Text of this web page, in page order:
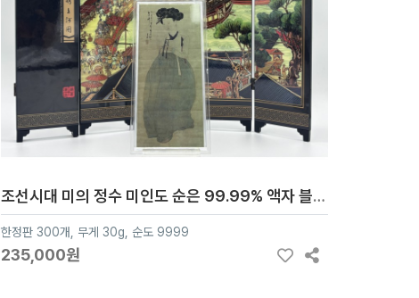
조선시대 미의 정수 미인도 순은 99.99% 액자 블리온 실버 30g
한정판 300개, 무게 30g, 순도 9999
235,000원